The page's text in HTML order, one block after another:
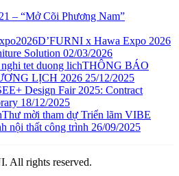
– “Mở Cõi Phương Nam”
D’FURNI x Hawa Expo 2026
Solution 02/03/2026
THÔNG BÁO
LỊCH 2026 25/12/2025
Design Fair 2025: Contract
18/12/2025
Thư mời tham dự Triển lãm VIBE
nội thất công trình 26/09/2025
All rights reserved.